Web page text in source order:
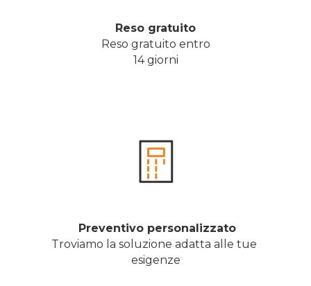
Reso gratuito
Reso gratuito entro
14 giorni
Preventivo personalizzato
Troviamo la soluzione adatta alle tue
esigenze